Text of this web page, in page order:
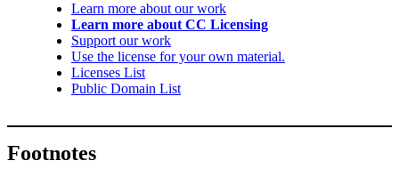
Learn more about our work
Learn more about CC Licensing
Support our work
Use the license for your own material.
Licenses List
Public Domain List
Footnotes